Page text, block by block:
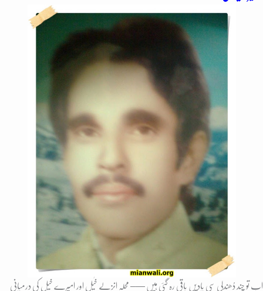
اب تو چند دُھندلی سی یادیں باقی رہ گئی ہیں —– محلہ انزلے خٰیل اور امیرے خیل کی درمیانی